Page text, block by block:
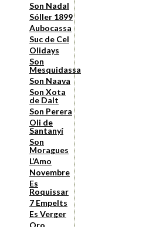
Son Nadal
Sóller 1899
Aubocassa
Suc de Cel
Olidays
Son
Mesquidassa
Son Naava
Son Xota
de Dalt
Son Perera
Oli de
Santanyí
Son
Moragues
L’Amo
Novembre
Es
Roquissar
7 Empelts
Es Verger
Oro